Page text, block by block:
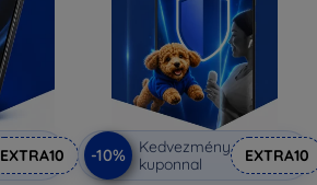
EXTRA10 -10%
Kedvezmény
kuponnal
EXTRA10